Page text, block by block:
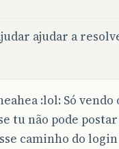
ajudar a
:lol: Só vendo
tu não pode
caminho do